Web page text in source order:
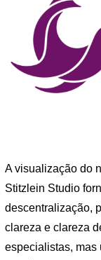
A visualização do
Stitzlein Studio
descentralização,
clareza e clareza
especialistas, mas